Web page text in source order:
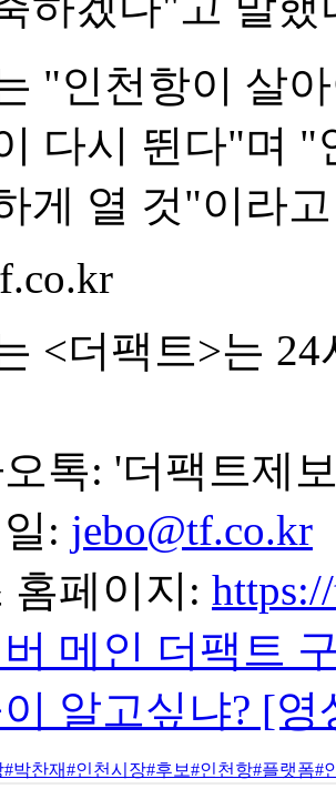
"인천항이 살
다시 뛴다"며
게 열 것"이라
<더팩트>는
오톡: '더팩트제
: jebo@tf.co.kr
홈페이지:
메인 더팩트
알고싶냐? [
#박찬재#인천시장#후보#인천항#플랫폼#